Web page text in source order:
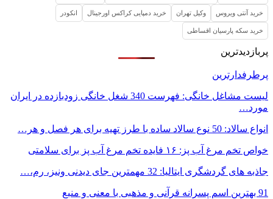
خرید آنتی ویروس وکیل تهران خرید دمپایی کراکس اورجینال انکودر
خرید سکه پارسیان اقساطی
پربازدیدترین
پرطرفدارترین
لیست مشاغل خانگی: فهرست 340 شغل خانگی زودبازده در ایران
مورد…
انواع سالاد: 50 نوع سالاد ساده با طرز تهیه برای هر فصل و هر…
خواص تخم مرغ آب پز: ۱۶ فایده تخم مرغ آب پز برای سلامتی
جاذبه های گردشگری ایتالیا: 32 مهمترین جای دیدنی ونیز، رم،…
91 بهترین اسم پسرانه قرآنی و مذهبی با معنی و منبع